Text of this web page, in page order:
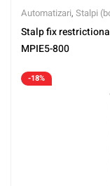
Automatizari, Stalpi
Stalp fix
MPIE5-800
-18%